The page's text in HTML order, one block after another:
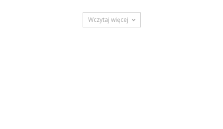
Wczytaj więcej